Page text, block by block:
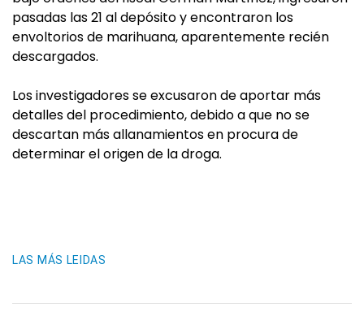
pasadas las 21 al depósito y encontraron los
envoltorios de marihuana, aparentemente recién
descargados.
Los investigadores se excusaron de aportar más
detalles del procedimiento, debido a que no se
descartan más allanamientos en procura de
determinar el origen de la droga.
LAS MÁS LEIDAS